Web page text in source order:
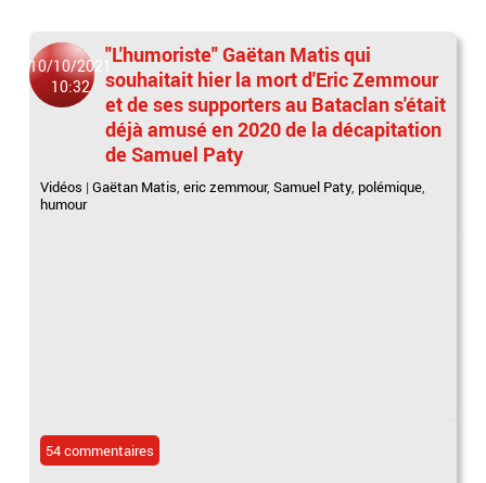
10/10/2021
10:32
"L'humoriste" Gaëtan Matis qui
souhaitait hier la mort d'Eric Zemmour
et de ses supporters au Bataclan s'était
déjà amusé en 2020 de la décapitation
de Samuel Paty
Vidéos |Gaëtan Matis,eric zemmour,Samuel Paty, polémique,
humour
54 commentaires